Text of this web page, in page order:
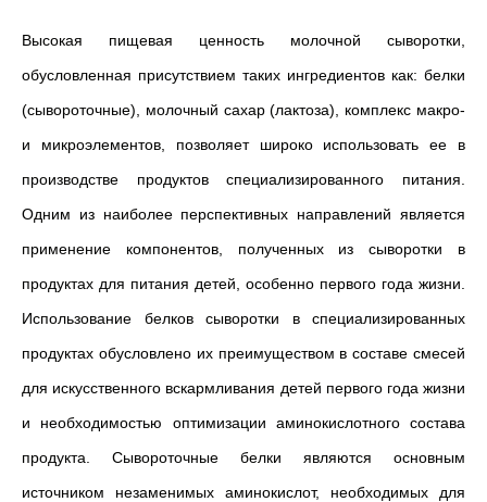
Высокая пищевая ценность молочной сыворотки,
обусловленная присутствием таких ингредиентов как: белки
(сывороточные), молочный сахар (лактоза), комплекс макро-
и микроэлементов, позволяет широко использовать ее в
производстве продуктов специализированного питания.
Одним из наиболее перспективных направлений является
применение компонентов, полученных из сыворотки в
продуктах для питания детей, особенно первого года жизни.
Использование белков сыворотки в специализированных
продуктах обусловлено их преимуществом в составе смесей
для искусственного вскармливания детей первого года жизни
и необходимостью оптимизации аминокислотного состава
продукта. Сывороточные белки являются основным
источником незаменимых аминокислот, необходимых для